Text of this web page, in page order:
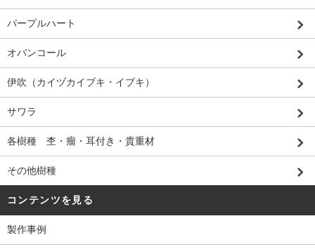
パープルハート
オバンコール
伊吹（カイヅカイブキ・イブキ）
サワラ
各樹種 杢・瘤・耳付き・貴重材
その他樹種
コンテンツを見る
製作事例